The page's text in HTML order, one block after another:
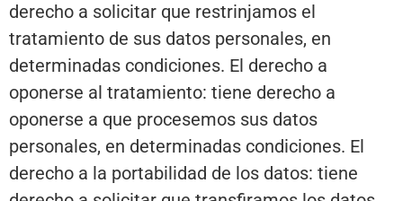
derecho a solicitar que restrinjamos el
tratamiento de sus datos personales, en
determinadas condiciones. El derecho a
oponerse al tratamiento: tiene derecho a
oponerse a que procesemos sus datos
personales, en determinadas condiciones. El
derecho a la portabilidad de los datos: tiene